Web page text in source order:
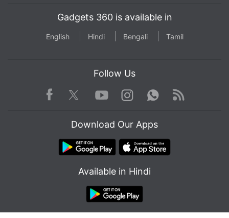
Gadgets 360 is available in
English Hindi Bengali Tamil
Follow Us
Facebook TwitterYoutube
Instagram WhatsApp
Rss
Download Our Apps
Available in Hindi